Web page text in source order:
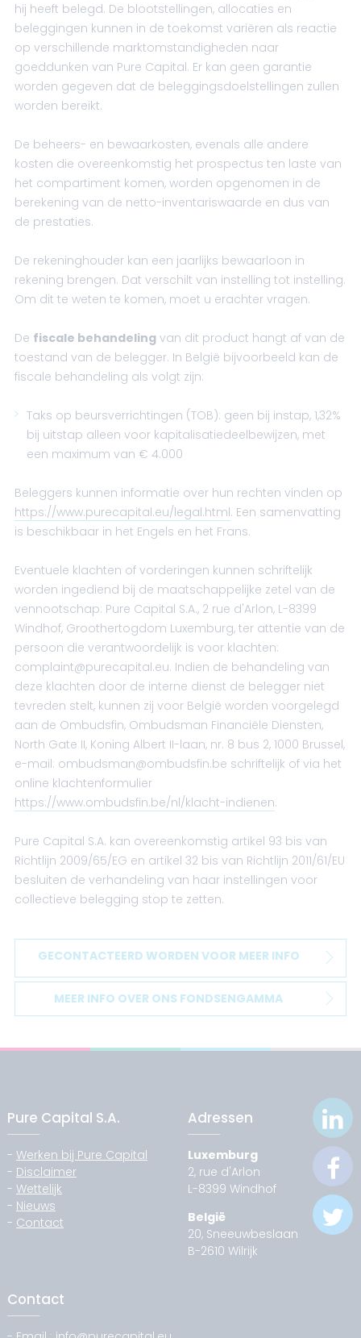
hij heeft belegd. De blootstellingen, allocaties en
beleggingen kunnen in de toekomst variëren als reactie
op verschillende marktomstandigheden naar
goeddunken van Pure Capital. Er kan geen garantie
worden gegeven dat de beleggingsdoelstellingen zullen
worden bereikt.
De beheers- en bewaarkosten, evenals alle andere
kosten die overeenkomstig het prospectus ten laste van
het compartiment komen, worden opgenomen in de
berekening van de netto-inventariswaarde en dus van
de prestaties.
De rekeninghouder kan een jaarlijks bewaarloon in
rekening brengen. Dat verschilt van instelling tot instelling.
Om dit te weten te komen, moet u erachter vragen.
De fiscale behandelingvan dit product hangt af van de
toestand van de belegger. In België bijvoorbeeld kan de
fiscale behandeling als volgt zijn:
Taks op beursverrichtingen (TOB): geen bij instap, 1,32%
bij uitstap alleen voor kapitalisatiedeelbewijzen, met
een maximum van € 4.000
Beleggers kunnen informatie over hun rechten vinden op
https://www.purecapital.eu/legal.html. Een samenvatting
is beschikbaar in het Engels en het Frans.
Eventuele klachten of vorderingen kunnen schriftelijk
worden ingediend bij de maatschappelijke zetel van de
vennootschap: Pure Capital S.A., 2 rue d'Arlon, L-8399
Windhof, Groothertogdom Luxemburg, ter attentie van de
persoon die verantwoordelijk is voor klachten:
complaint@purecapital.eu. Indien de behandeling van
deze klachten door de interne dienst de belegger niet
tevreden stelt, kunnen zij voor België worden voorgelegd
aan de Ombudsfin, Ombudsman Financiële Diensten,
North Gate II, Koning Albert II-laan, nr. 8 bus 2, 1000 Brussel,
e-mail: ombudsman@ombudsfin.be schriftelijk of via het
online klachtenformulier
https://www.ombudsfin.be/nl/klacht-indienen.
Pure Capital S.A. kan overeenkomstig artikel 93 bis van
Richtlijn 2009/65/EG en artikel 32 bis van Richtlijn 2011/61/EU
besluiten de verhandeling van haar instellingen voor
collectieve belegging stop te zetten.
GECONTACTEERD WORDEN VOOR MEER INFO
MEER INFO OVER ONS FONDSENGAMMA
Pure Capital S.A.
- Werken bij Pure Capital
- Disclaimer
- Wettelijk
- Nieuws
- Contact
Adressen
Luxemburg
2, rue d'Arlon
L-8399 Windhof
België
20, Sneeuwbeslaan
B-2610 Wilrijk
Contact